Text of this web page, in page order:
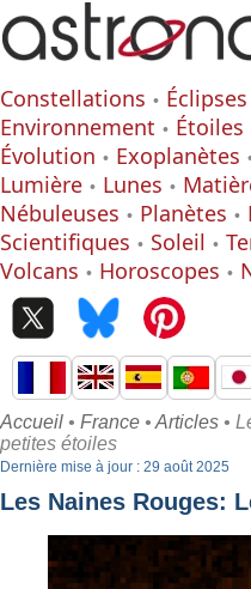
Constellations Éclipses
Environnement
Étoiles
Évolution
Exoplanètes
Lumière
Lunes
Nébuleuses
Planètes
Scientifiques
Soleil
Volcans
Horoscopes
Accueil • France • Articles •
petites étoiles
Dernière mise à jour : 29 août 2025
Les Naines Rouges: